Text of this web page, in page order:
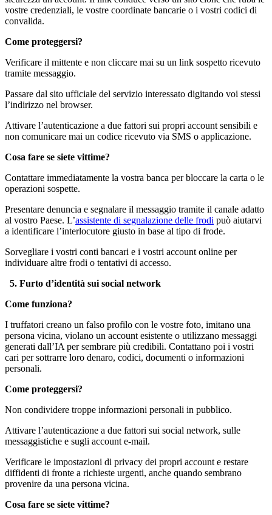
vostre credenziali, le vostre coordinate bancarie o i vostri codici di
convalida.
Come proteggersi?
Verificare il mittente e non cliccare mai su un link sospetto ricevuto
tramite messaggio.
Passare dal sito ufficiale del servizio interessato digitando voi stessi
l’indirizzo nel browser.
Attivare l’autenticazione a due fattori sui propri account sensibili e
non comunicare mai un codice ricevuto via SMS o applicazione.
Cosa fare se siete vittime?
Contattare immediatamente la vostra banca per bloccare la carta o le
operazioni sospette.
Presentare denuncia e segnalare il messaggio tramite il canale adatto
al vostro Paese. L’assistente di segnalazione delle frodi può aiutarvi
a identificare l’interlocutore giusto in base al tipo di frode.
Sorvegliare i vostri conti bancari e i vostri account online per
individuare altre frodi o tentativi di accesso.
5. Furto d’identità sui social network
Come funziona?
I truffatori creano un falso profilo con le vostre foto, imitano una
persona vicina, violano un account esistente o utilizzano messaggi
generati dall’IA per sembrare più credibili. Contattano poi i vostri
cari per sottrarre loro denaro, codici, documenti o informazioni
personali.
Come proteggersi?
Non condividere troppe informazioni personali in pubblico.
Attivare l’autenticazione a due fattori sui social network, sulle
messaggistiche e sugli account e-mail.
Verificare le impostazioni di privacy dei propri account e restare
diffidenti di fronte a richieste urgenti, anche quando sembrano
provenire da una persona vicina.
Cosa fare se siete vittime?